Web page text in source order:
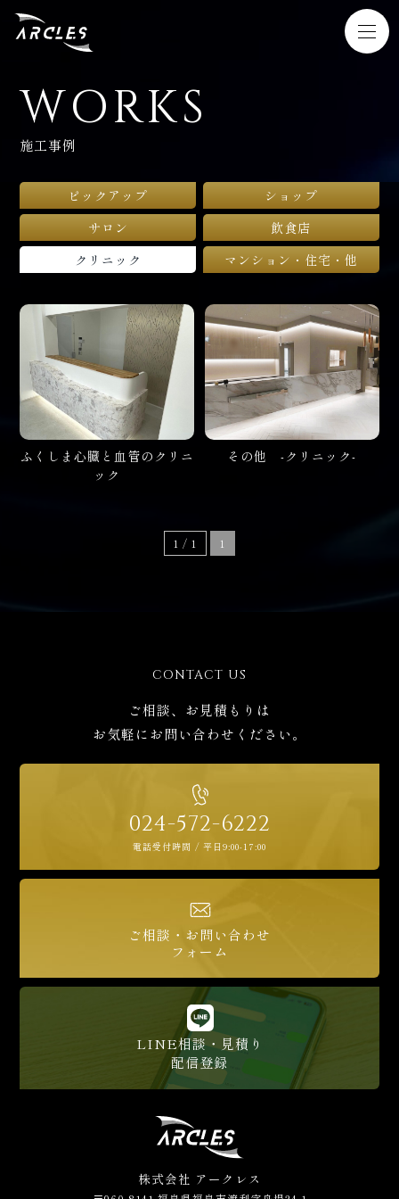
HOME
WORKS
NEWS
COMPANY
024-572-6222
電話受付時間 / 平日9:00-17:00
WORKS
施工事例
ピックアップ
ショップ
サロン
飲食店
クリニック
マンション・住宅・他
ふくしま心臓と血管のクリニ
ック
その他 -クリニック-
1 / 1 1
CONTACT US
ご相談、お見積もりは
お気軽にお問い合わせください。
024-572-6222
電話受付時間 / 平日9:00-17:00
ご相談・お問い合わせ
フォーム
LINE相談・見積り
配信登録
株式会社 アークレス